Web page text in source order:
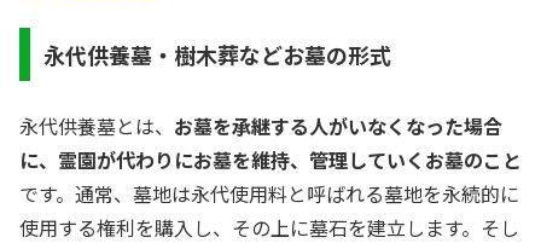
永代供養墓・樹木葬などお墓の形式
永代供養墓とは、 お墓を承継する人がいなくなった場合
に、霊園が代わりにお墓を維持、管理していくお墓のこと
です。通常、墓地は永代使用料と呼ばれる墓地を永続的に
使用する権利を購入し、その上に墓石を建立します。そし